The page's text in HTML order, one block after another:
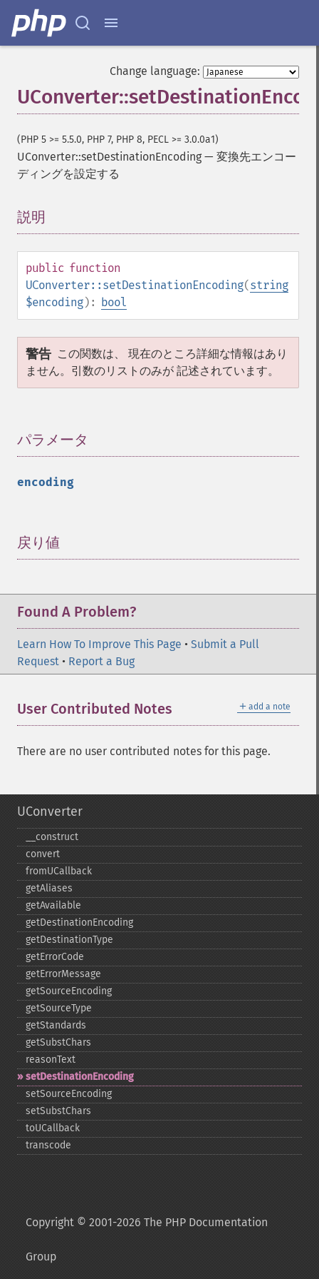
Change language:
(PHP 5 >= 5.5.0, PHP 7, PHP 8, PECL >= 3.0.0a1)
UConverter::setDestinationEncoding — 変換先エンコー
ディングを設定する
説明
public function
UConverter::setDestinationEncoding(string
$encoding): bool
警告 この関数は、 現在のところ詳細な情報はあり
ません。引数のリストのみが 記述されています。
パラメータ
encoding
戻り値
Found A Problem?
Learn How To Improve This Page • Submit a Pull
Request • Report a Bug
＋ add a note
User Contributed Notes
There are no user contributed notes for this page.
UConverter
_​_​construct
convert
fromUCallback
getAliases
getAvailable
getDestinationEncoding
getDestinationType
getErrorCode
getErrorMessage
getSourceEncoding
getSourceType
getStandards
getSubstChars
reasonText
setDestinationEncoding
setSourceEncoding
setSubstChars
toUCallback
transcode
Copyright © 2001-2026 The PHP Documentation
Group